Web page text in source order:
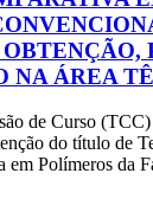
NA ÁREA
de Curso
do título de
em Polímeros da